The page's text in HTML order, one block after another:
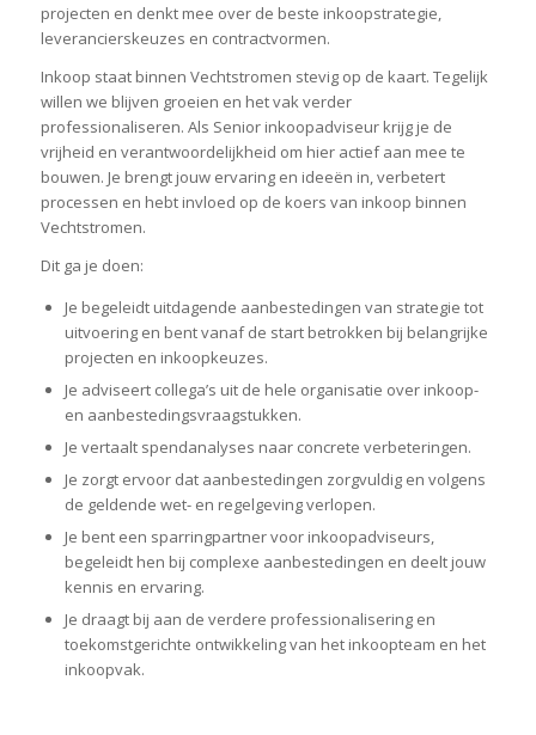
projecten en denkt mee over de beste inkoopstrategie,
leverancierskeuzes en contractvormen.
Inkoop staat binnen Vechtstromen stevig op de kaart. Tegelijk
willen we blijven groeien en het vak verder
professionaliseren. Als Senior inkoopadviseur krijg je de
vrijheid en verantwoordelijkheid om hier actief aan mee te
bouwen. Je brengt jouw ervaring en ideeën in, verbetert
processen en hebt invloed op de koers van inkoop binnen
Vechtstromen.
Dit ga je doen:
Je begeleidt uitdagende aanbestedingen van strategie tot
uitvoering en bent vanaf de start betrokken bij belangrijke
projecten en inkoopkeuzes.
Je adviseert collega’s uit de hele organisatie over inkoop-
en aanbestedingsvraagstukken.
Je vertaalt spendanalyses naar concrete verbeteringen.
Je zorgt ervoor dat aanbestedingen zorgvuldig en volgens
de geldende wet- en regelgeving verlopen.
Je bent een sparringpartner voor inkoopadviseurs,
begeleidt hen bij complexe aanbestedingen en deelt jouw
kennis en ervaring.
Je draagt bij aan de verdere professionalisering en
toekomstgerichte ontwikkeling van het inkoopteam en het
inkoopvak.